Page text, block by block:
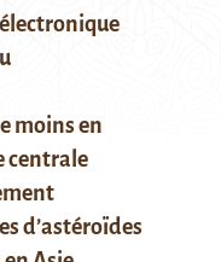
moins en
centrale
d’astéroïdes